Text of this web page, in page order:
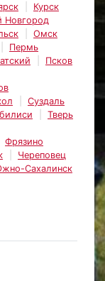
Курск
Новгород
Омск
Пермь
Псков
Суздаль
Тверь
Фрязино
Череповец
Сахалинск